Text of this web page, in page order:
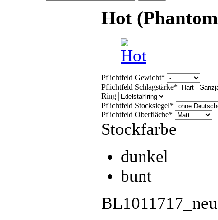
Hot
Pflichtfeld Gewicht*
Pflichtfeld Schlagstärke*
Ring
Pflichtfeld Stocksiegel*
Pflichtfeld Oberfläche*
Stockfarbe
dunkel
bunt
BL1011717_neu